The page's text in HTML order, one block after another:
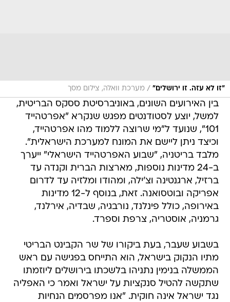
"זו לא עזה. זו ירושלים" / מערכת וואלה, צילום מסך
בין האירועים השונים, באוניברסיטת ססקס הבריטית,
למשל, יוצע לסטודנטים מפגש שנקרא "אפרטהייד
101", שנועד ל"מי שרוצה ללמוד מהו אפרטהייד,
וכיצד ניתן ליישם את המונח למערכת הישראלית".
מלבד בריטניה, "שבוע האפרטהייד הישראלי" ייערך
ב-24 מדינות נוספות, מארצות הברית וקנדה עד
ברזיל, ארגנטינה וצ'ילה, ומהודו ומלזיה עד לדרום
אפריקה ובוטסואנה. זאת, בנוסף ל-12 מדינות
באירופה, כולל פינלנד, נורבגיה, שבדיה, אירלנד,
גרמניה, אוסטריה, צרפת וספרד.
בשבוע שעבר, בעת ביקורו של שר הקבינט הבריטי
מתיו הנקוק בישראל, הוא התייחס בפגישה עם ראש
הממשלה בנימין נתניהו בלשכתו בירושלים ליוזמתו
שתקשה להטיל סנקציות על ישראל ואמר כי האפליה
נגד ישראל אינה חוקית. "אנו מפרסמים הנחיות